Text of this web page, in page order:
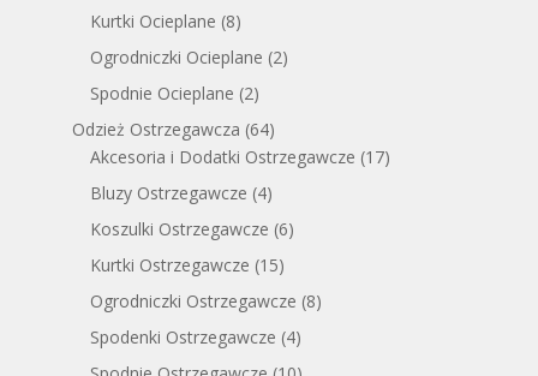
Kurtki Ocieplane (8)
Ogrodniczki Ocieplane (2)
Spodnie Ocieplane (2)
Odzież Ostrzegawcza (64)
Akcesoria i Dodatki Ostrzegawcze (17)
Bluzy Ostrzegawcze (4)
Koszulki Ostrzegawcze (6)
Kurtki Ostrzegawcze (15)
Ogrodniczki Ostrzegawcze (8)
Spodenki Ostrzegawcze (4)